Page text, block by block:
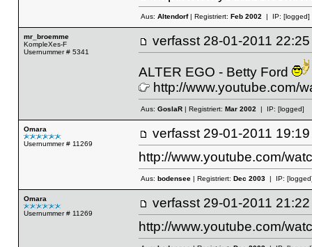
Aus: Altendorf| Registriert: Feb 2002| IP: [logged]
mr_broemme
KompleXes-F
Usernummer # 5341
verfasst 28-01-2011
ALTER EGO - Betty Ford
http://www.youtube.com/
Aus: GoslaR| Registriert: Mar 2002| IP: [logged]
Omara
Usernummer # 11269
verfasst 29-01-2011
http://www.youtube.com/
Aus: bodensee| Registriert: Dec 2003| IP:
Omara
Usernummer # 11269
verfasst 29-01-2011
http://www.youtube.com/